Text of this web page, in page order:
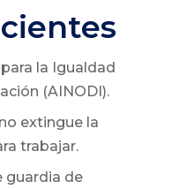
la Igualdad
(AINODI).
extingue la
trabajar.
guardia de